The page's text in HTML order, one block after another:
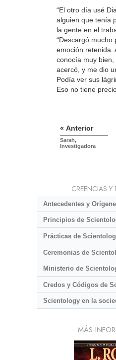
“El otro día usé
alguien que tenía
la gente en el
“Descargó mucho
emoción retenida.
conocía muy
acercó, y me dio
Podía ver sus
Eso no tiene
« Anterior
Sarah,
Investigadora
CREENCIAS Y
Antecedentes y
Principios de
Prácticas de
Ceremonias de
Ministerio de
Credos y Códigos de
Scientology en la
MÁS